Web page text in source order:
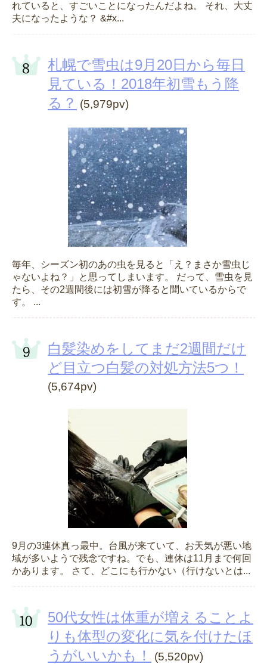
れていると、すごいことになったんだよね。 それ、大丈
夫になったような？ &#x...
札幌で雪虫は9月20日から毎日
見ている！2018年初雪もう降
る？ (5,979pv)
毎年、シーズン初のあの虫を見ると「え？まさか雪虫じ
ゃないよね？」と思ってしまいます。 だって、雪虫を見
たら、その2週間後には初雪が降ると聞いているからで
す。 ...
白髪染めをしてまだ2週間だけ
ど目立つ白髪の対処方法5つ！
(5,674pv)
9月の3連休真っ最中。台風が来ていて、お天気が悪い地
域が多いようで残念ですね。でも、連休は11月まで何回
かあります。 さて、どこにも行かない（行けないとは...
50代女性は体重が増えることよ
りも体型の変化に気を付けたほ
うがいいかも！
(5,520pv)